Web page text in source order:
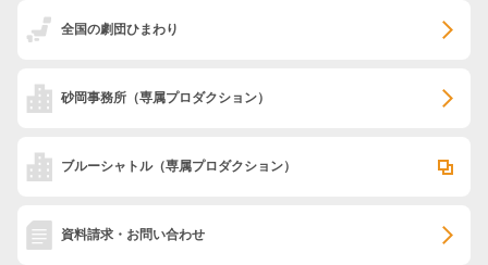
全国の劇団ひまわり
砂岡事務所 （専属プロダクション）
ブルーシャトル（専属プロダクション）
資料請求・お問い合わせ